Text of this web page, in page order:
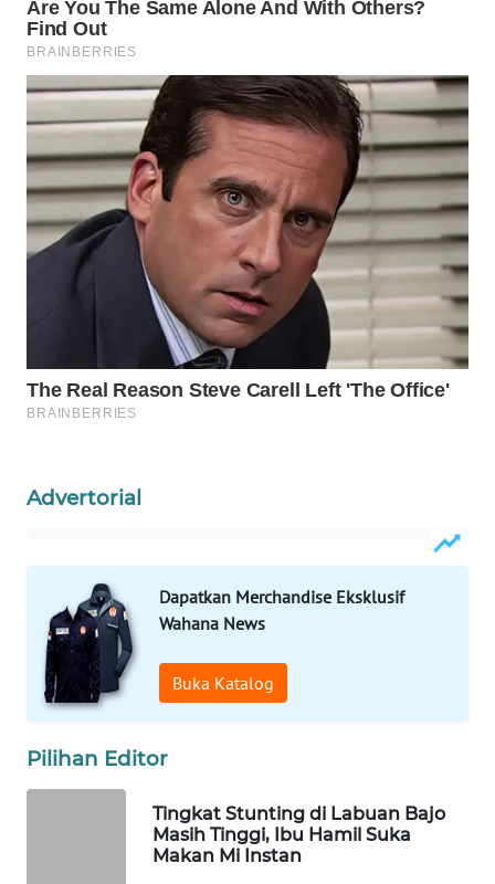
Advertorial
Dapatkan Merchandise Eksklusif
Wahana News
Buka Katalog
Pilihan Editor
Tingkat Stunting di Labuan Bajo
Masih Tinggi, Ibu Hamil Suka
Makan Mi Instan
WAHANA
LISTRIK
WAHANA
WAHANA
TV
WAHANANEWS
CO ID
WAHANA
UMKM
WAHANA
SELEB
WAHANA
PERSONA